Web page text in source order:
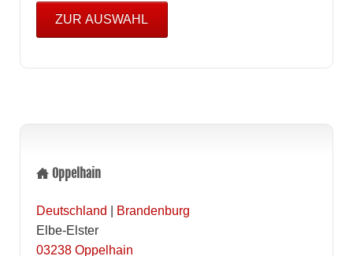
ZUR AUSWAHL
Oppelhain
Deutschland | Brandenburg
Elbe-Elster
03238 Oppelhain